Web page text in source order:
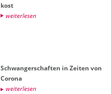
kost
wei­ter­le­sen
Schwan­ger­schaf­ten in Zei­ten von
Co­ro­na
wei­ter­le­sen